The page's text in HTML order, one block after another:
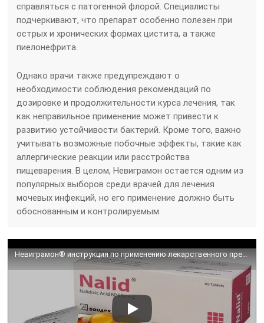
справляться с патогенной флорой. Специалисты
подчеркивают, что препарат особенно полезен при
острых и хронических формах цистита, а также
пиелонефрита.
Однако врачи также предупреждают о
необходимости соблюдения рекомендаций по
дозировке и продолжительности курса лечения, так
как неправильное применение может привести к
развитию устойчивости бактерий. Кроме того, важно
учитывать возможные побочные эффекты, такие как
аллергические реакции или расстройства
пищеварения. В целом, Невиграмон остается одним из
популярных выборов среди врачей для лечения
мочевых инфекций, но его применение должно быть
обоснованным и контролируемым.
Невиграмон® инструкция по применению лекарственного препарата